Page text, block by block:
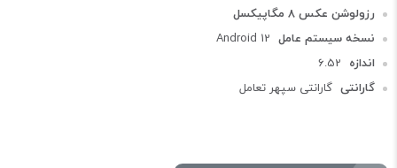
رزولوشن عکس 8 مگاپیکسل
نسخه سیستم عامل Android 12
اندازه 6.52
گارانتی گارانتی سپهر تعامل